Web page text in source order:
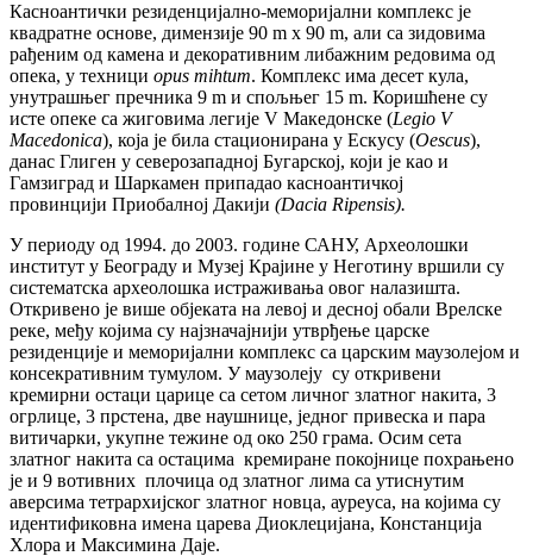
Касноантички резиденцијално-меморијални комплекс је
квадратне основе, димензије 90 m x 90 m, али са зидовима
рађеним од камена и декоративним либажним редовима од
опека, у техници opus mihtum. Комплекс има десет кула,
унутрашњег пречника 9 m и спољњег 15 m. Коришћене су
исте опеке са жиговима легије V Македонске (Legio V
Macedonica), која је била стационирана у Ескусу (Oescus),
данас Глиген у северозападној Бугарској, који је као и
Гамзиград и Шаркамен припадао касноантичкој
провинцији Приобалној Дакији (Dacia Ripensis).
У периоду од 1994. до 2003. године САНУ, Археолошки
институт у Београду и Музеј Крајине у Неготину вршили су
систематска археолошка истраживања овог налазишта.
Откривено је више објеката на левој и десној обали Врелске
реке, међу којима су најзначајнији утврђење царске
резиденције и меморијални комплекс са царским маузолејом и
консекративним тумулом. У маузолеју су откривени
кремирни остаци царице са сетом личног златног накита, 3
огрлице, 3 прстена, две наушнице, једног привеска и пара
витичарки, укупне тежине од око 250 грама. Осим сета
златног накита са остацима кремиране покојнице похрањенo
je и 9 вотивних плочица од златног лима са утиснутим
аверсима тетрархијског златног новца, ауреуса, на којима су
идентификовна имена царева Диоклецијана, Констанција
Хлора и Максимина Даје.